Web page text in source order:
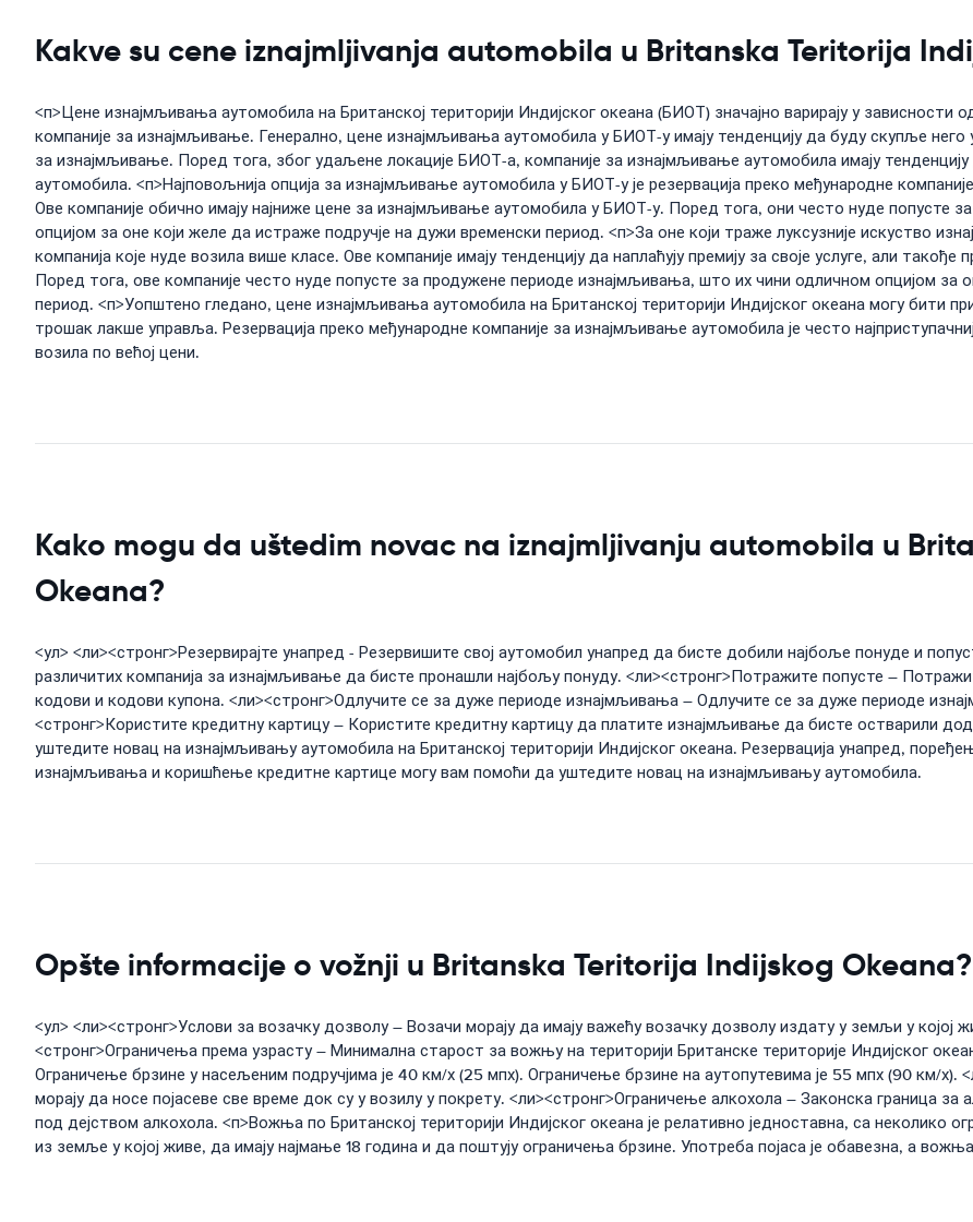
Kakve su cene iznajmljivanja automobila u Britanska Teritorija
<п>Цене изнајмљивања аутомобила на Британској територији Индијског океана (БИОТ) значајно варирају у
компаније за изнајмљивање. Генерално, цене изнајмљивања аутомобила у БИОТ-у имају тенденцију да буду скупље него
за изнајмљивање. Поред тога, због удаљене локације БИОТ-а, компаније за изнајмљивање аутомобила имају тенденцију
аутомобила. <п>Најповољнија опција за изнајмљивање аутомобила у БИОТ-у је резервација преко међународне
Ове компаније обично имају најниже цене за изнајмљивање аутомобила у БИОТ-у. Поред тога, они често нуде попусте
опцијом за оне који желе да истраже подручје на дужи временски период. <п>За оне који траже луксузније искуство
компанија које нуде возила више класе. Ове компаније имају тенденцију да наплаћују премију за своје услуге, али такође
Поред тога, ове компаније често нуде попусте за продужене периоде изнајмљивања, што их чини одличном опцијом за
период. <п>Уопштено гледано, цене изнајмљивања аутомобила на Британској територији Индијског океана могу бити
трошак лакше управља. Резервација преко међународне компаније за изнајмљивање аутомобила је често
возила по већој цени.
Kako mogu da uštedim novac na iznajmljivanju automobila u
Okeana?
<ул> <ли><стронг>Резервирајте унапред - Резервишите свој аутомобил унапред да бисте добили најбоље понуде и
различитих компанија за изнајмљивање да бисте пронашли најбољу понуду. <ли><стронг>Потражите попусте –
кодови и кодови купона. <ли><стронг>Одлучите се за дуже периоде изнајмљивања – Одлучите се за дуже периоде
<стронг>Користите кредитну картицу – Користите кредитну картицу да платите изнајмљивање да бисте остварили
уштедите новац на изнајмљивању аутомобила на Британској територији Индијског океана. Резервација унапред,
изнајмљивања и коришћење кредитне картице могу вам помоћи да уштедите новац на изнајмљивању аутомобила.
Opšte informacije o vožnji u Britanska Teritorija Indijskog Okeana?
<ул> <ли><стронг>Услови за возачку дозволу – Возачи морају да имају важећу возачку дозволу издату у земљи у
<стронг>Ограничења према узрасту – Минимална старост за вожњу на територији Британске територије Индијског
Ограничење брзине у насељеним подручјима је 40 км/х (25 мпх). Ограничење брзине на аутопутевима је 55 мпх (90 км/х).
морају да носе појасеве све време док су у возилу у покрету. <ли><стронг>Ограничење алкохола – Законска граница
под дејством алкохола. <п>Вожња по Британској територији Индијског океана је релативно једноставна, са неколико
из земље у којој живе, да имају најмање 18 година и да поштују ограничења брзине. Употреба појаса је обавезна, а